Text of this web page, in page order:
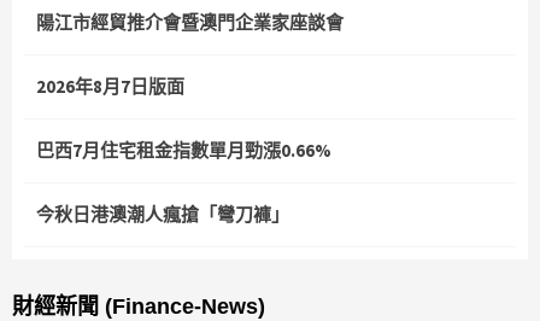
陽江市經貿推介會暨澳門企業家座談會
2026年8月7日版面
巴西7月住宅租金指數單月勁漲0.66%
今秋日港澳潮人瘋搶「彎刀褲」
財經新聞 (Finance-News)